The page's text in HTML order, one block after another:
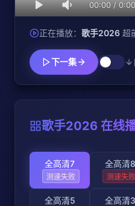
00:00/0:00
正在播放： 歌手2026 超
下一集
歌手2026 在线
全高清7
测速失败
全高清8
测速失败
全高清5 全高清3